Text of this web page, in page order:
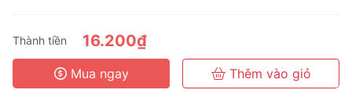
3 năm
Thành tiền 16.200₫
Mua ngay Thêm vào giỏ